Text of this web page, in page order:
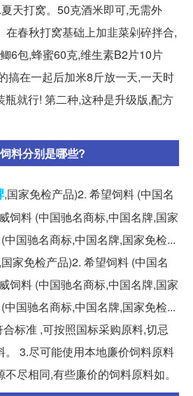
天打窝。50克酒米即可,无需外
在春秋打窝基础上加韭菜剁碎拌合,
6包,蜂蜜60克,维生素B2片10片
搞在一起后加米8斤放一天,一天时
瓶就行! 第二种,这种是升级版,配方
料分别是哪些?
,国家免检产品)2. 希望饲料 (中国名
饲料 (中国驰名商标,中国名牌,国家
国驰名商标,中国名牌,国家免检...
家免检产品)2. 希望饲料 (中国名
饲料 (中国驰名商标,中国名牌,国家
国驰名商标,中国名牌,国家免检...
标准 ,可按照国标采购原料,切忌
。 3.尽可能使用本地廉价饲料原料
尽相同,有些廉价的饲料原料如。